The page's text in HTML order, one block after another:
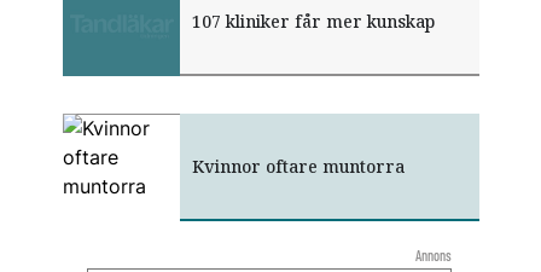
107 kliniker får mer kunskap
Kvinnor oftare muntorra
Annons